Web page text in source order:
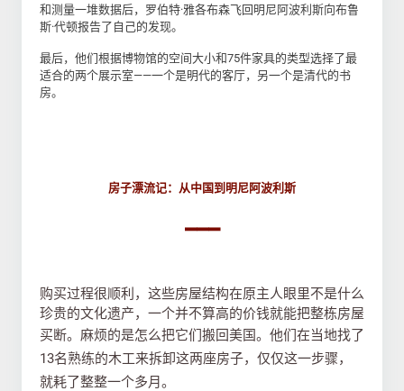
和测量一堆数据后，罗伯特·雅各布森飞回明尼阿波利斯向布鲁
斯·代顿报告了自己的发现。
最后，他们根据博物馆的空间大小和75件家具的类型选择了最
适合的两个展示室——一个是明代的客厅，另一个是清代的书
房。
房子漂流记：从中国到明尼阿波利斯
▂▂▂
购买过程很顺利，这些房屋结构在原主人眼里不是什么
珍贵的文化遗产，一个并不算高的价钱就能把整栋房屋
买断。麻烦的是怎么把它们搬回美国。 他们在当地找了
13名熟练的木工来拆卸这两座房子，仅仅这一步骤，
就耗了整整一个多月。